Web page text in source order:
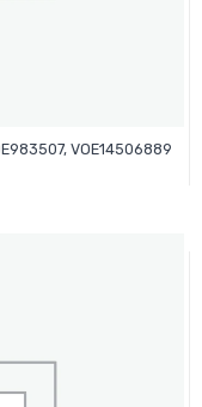
VOE14506889